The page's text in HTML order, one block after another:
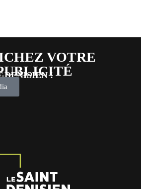
VOTRE
DENISIEN !